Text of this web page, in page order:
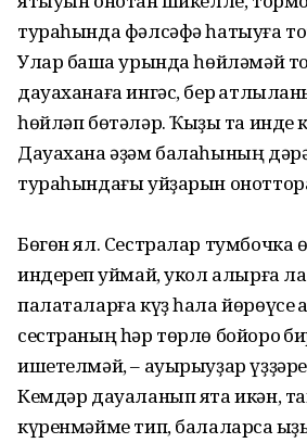
тураһында фәлсәфә һатыуға
Улар башҡа урында һөйләмәй
дауаханаға ингәс, бер
һөйләп бөтәләр. Ҡыҙыҡ та инде
Дауахана әҙәм балаһының
тураһындағы уйҙарын
Бөгөн ял. Сестралар тумбочка
индереп ҡуймай, укол алырға
палаталарға күҙ һала йөрөүсе
сестраның һәр төрлө бойороҡ
ишетелмәй, – ауырыуҙар
Кемдәр дауаланып ята икән,
күренмәйме тип, балаларса